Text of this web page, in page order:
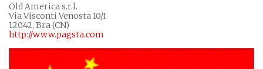
Old America s.r.l.
Via Visconti Venosta 10/I
12042, Bra (CN)
http://www.pagsta.com